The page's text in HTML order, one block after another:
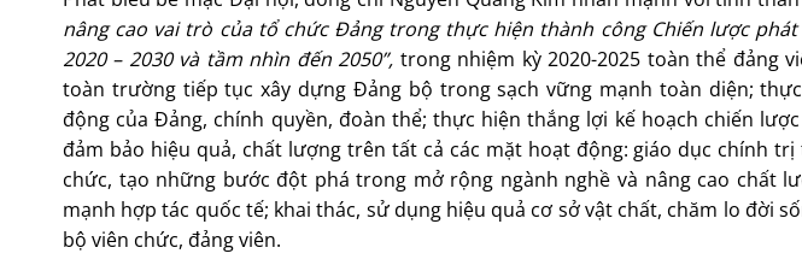
nâng cao vai trò của tổ chức Đảng trong thực hiện thành công Chiến lược
2020 – 2030 và tầm nhìn đến 2050”, trong nhiệm kỳ 2020-2025 toàn thể đảng
toàn trường tiếp tục xây dựng Đảng bộ trong sạch vững mạnh toàn diện;
động của Đảng, chính quyền, đoàn thể; thực hiện thắng lợi kế hoạch chiến
đảm bảo hiệu quả, chất lượng trên tất cả các mặt hoạt động: giáo dục chính
chức, tạo những bước đột phá trong mở rộng ngành nghề và nâng cao chất
mạnh hợp tác quốc tế; khai thác, sử dụng hiệu quả cơ sở vật chất, chăm lo đời
bộ viên chức, đảng viên.